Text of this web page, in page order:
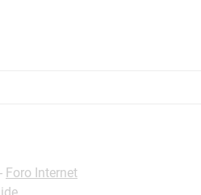
- Foro Internet